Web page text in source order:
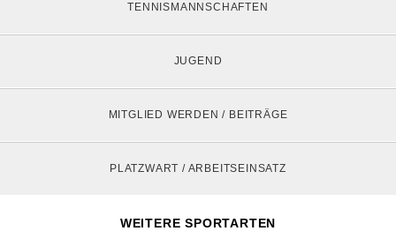
TENNISMANNSCHAFTEN
JUGEND
MITGLIED WERDEN / BEITRÄGE
PLATZWART / ARBEITSEINSATZ
WEITERE SPORTARTEN